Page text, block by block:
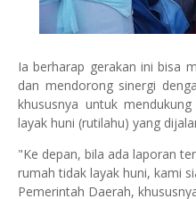
Ia berharap gerakan ini bisa
dan mendorong sinergi
khususnya untuk
layak huni (rutilahu) yang
"Ke depan, bila ada laporan
rumah tidak layak huni, kami
Pemerintah Daerah,